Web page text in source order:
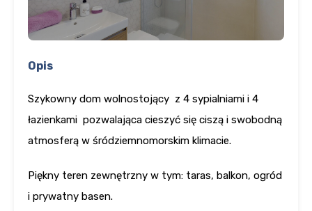
Opis
Szykowny dom wolnostojący z 4 sypialniami i 4
łazienkami pozwalająca cieszyć się ciszą i swobodną
atmosferą w śródziemnomorskim klimacie.
Piękny teren zewnętrzny w tym: taras, balkon, ogród
i prywatny basen.